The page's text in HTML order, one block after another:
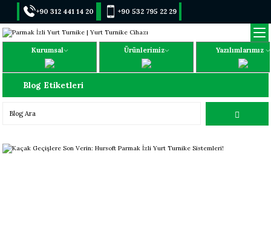
+90 312 441 14 20 +90 532 795 22 29
Kurumsal Ürünlerimiz Yazılımlarımız
Blog Etiketleri